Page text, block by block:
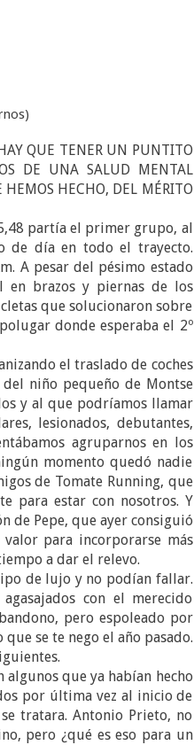
QUE TENER UN PUNTITO
DE UNA SALUD MENTAL
HEMOS HECHO, DEL MÉRITO
partía el primer grupo, al
de día en todo el trayecto.
A pesar del pésimo estado
en brazos y piernas de los
que solucionaron sobre
donde esperaba el 2º
el traslado de coches
niño pequeño de Montse
y al que podríamos llamar
lesionados, debutantes,
agruparnos en los
momento quedó nadie
de Tomate Running, que
para estar con nosotros. Y
de Pepe, que ayer consiguió
para incorporarse más
a dar el relevo.
de lujo y no podían fallar.
con el merecido
pero espoleado por
se te nego el año pasado.
que ya habían hecho
por última vez al inicio de
tratara. Antonio Prieto, no
pero ¿qué es eso para un